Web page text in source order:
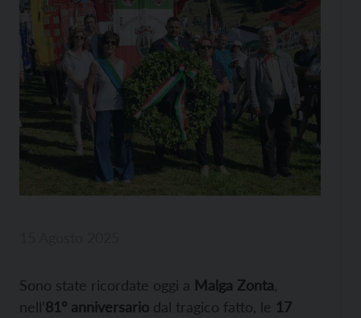
Sono state ricordate oggi a Malga Zonta
nell’81° anniversario dal tragico fatto, le 17